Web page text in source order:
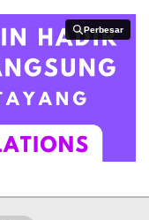
Perbesar
Perbesar